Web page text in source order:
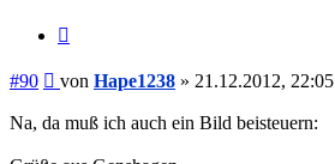
#90 Beitrag
von Hape1238 » 21.12.2012, 22:05
Na, da muß ich auch ein Bild beisteuern: